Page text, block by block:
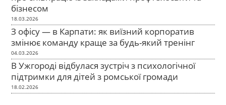
бізнесом
18.03.2026
З офісу — в Карпати: як виїзний корпоратив
змінює команду краще за будь-який тренінг
04.03.2026
В Ужгороді відбулася зустріч з психологічної
підтримки для дітей з ромської громади
18.02.2026